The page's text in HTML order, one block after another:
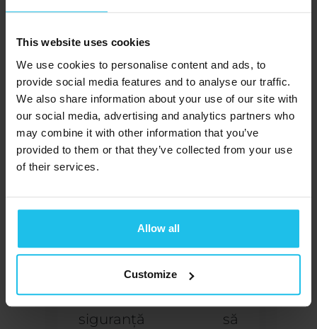
This website uses cookies
We use cookies to personalise content and ads, to
provide social media features and to analyse our traffic.
We also share information about your use of our site with
our social media, advertising and analytics partners who
may combine it with other information that you’ve
provided to them or that they’ve collected from your use
of their services.
Allow all
Customize
15-20 de minute, vor
începe să se calmeze
și pot chiar să
adoarmă.
Biofeedback-ul este
neinvaziv
biofeedback-ul este
neinvaziv și are
efecte secundare,
acestaeste perfect
inofensive. Putem în
siguranță să